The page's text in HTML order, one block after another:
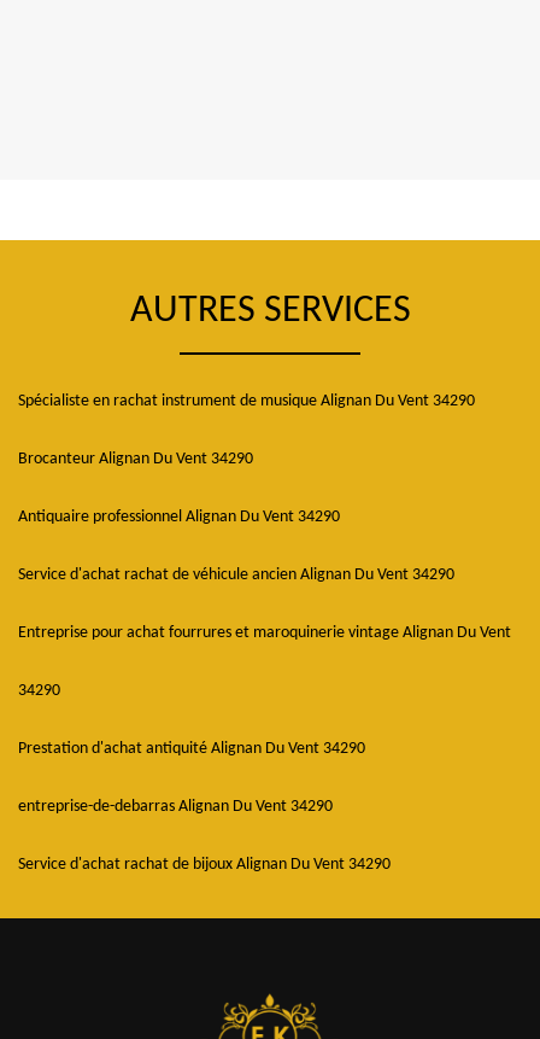
AUTRES SERVICES
Spécialiste en rachat instrument de musique Alignan Du Vent 34290
Brocanteur Alignan Du Vent 34290
Antiquaire professionnel Alignan Du Vent 34290
Service d'achat rachat de véhicule ancien Alignan Du Vent 34290
Entreprise pour achat fourrures et maroquinerie vintage Alignan Du Vent
34290
Prestation d'achat antiquité Alignan Du Vent 34290
entreprise-de-debarras Alignan Du Vent 34290
Service d'achat rachat de bijoux Alignan Du Vent 34290